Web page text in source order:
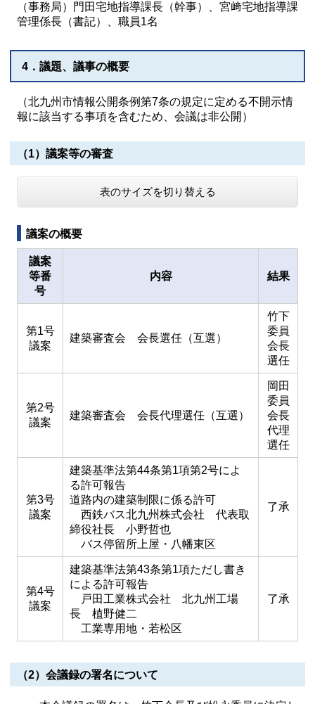
（事務局）門田宅地指導課長（幹事）、宮﨑宅地指導課
管理係長（書記）、職員1名
4．議題、議事の概要
（北九州市情報公開条例第7条の規定に定める不開示情
報に該当する事項を含むため、会議は非公開）
（1）議案等の審査
表のサイズを切り替える
議案の概要
議案
等番
号
内容 結果
第1号
議案
建築審査会 会長選任（互選）
竹下
委員
会長
選任
第2号
議案
建築審査会 会長代理選任（互選）
岡田
委員
会長
代理
選任
第3号
議案
建築基準法第44条第1項第2号によ
る許可報告
道路内の建築制限に係る許可
西鉄バス北九州株式会社 代表取
締役社長 小野哲也
バス停留所上屋・八幡東区
了承
第4号
議案
建築基準法第43条第1項ただし書き
による許可報告
戸田工業株式会社 北九州工場
長 植野健二
工業専用地・若松区
了承
（2）会議録の署名について